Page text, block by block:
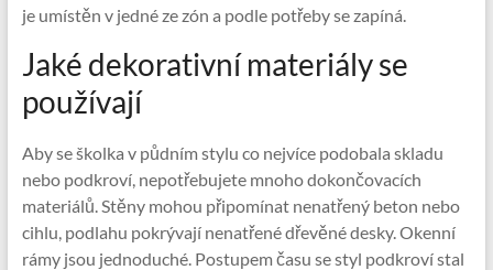
je umístěn v jedné ze zón a podle potřeby se zapíná.
Jaké dekorativní materiály se
používají
Aby se školka v půdním stylu co nejvíce podobala skladu
nebo podkroví, nepotřebujete mnoho dokončovacích
materiálů. Stěny mohou připomínat nenatřený beton nebo
cihlu, podlahu pokrývají nenatřené dřevěné desky. Okenní
rámy jsou jednoduché. Postupem času se styl podkroví stal